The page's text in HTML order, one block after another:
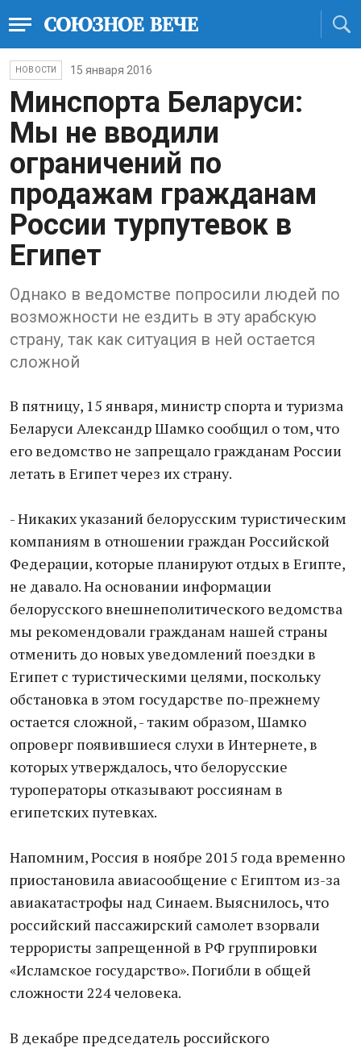
НОВОСТИ 15 января 2016
Минспорта Беларуси:
Мы не вводили
ограничений по
продажам гражданам
России турпутевок в
Египет
Однако в ведомстве попросили людей по
возможности не ездить в эту арабскую
страну, так как ситуация в ней остается
сложной
В пятницу, 15 января, министр спорта и туризма
Беларуси Александр Шамко сообщил о том, что
его ведомство не запрещало гражданам России
летать в Египет через их страну.
- Никаких указаний белорусским туристическим
компаниям в отношении граждан Российской
Федерации, которые планируют отдых в Египте,
не давало. На основании информации
белорусского внешнеполитического ведомства
мы рекомендовали гражданам нашей страны
отменить до новых уведомлений поездки в
Египет с туристическими целями, поскольку
обстановка в этом государстве по-прежнему
остается сложной, - таким образом, Шамко
опроверг появившиеся слухи в Интернете, в
которых утверждалось, что белорусские
туроператоры отказывают россиянам в
египетских путевках.
Напомним, Россия в ноябре 2015 года временно
приостановила авиасообщение с Египтом из-за
авиакатастрофы над Синаем. Выяснилось, что
российский пассажирский самолет взорвали
террористы запрещенной в РФ группировки
«Исламское государство». Погибли в общей
сложности 224 человека.
В декабре председатель российского